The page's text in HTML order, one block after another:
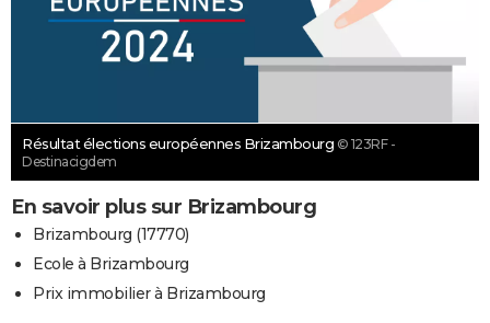
Résultat élections européennes Brizambourg © 123RF -
Destinacigdem
En savoir plus sur Brizambourg
Brizambourg (17770)
Ecole à Brizambourg
Prix immobilier à Brizambourg